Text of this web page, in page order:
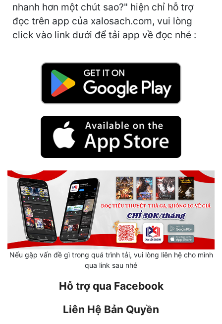
Khoa Huyễn
Khoa Huyễn Không Gian
Lịch Sử
Mưu Mô
Mạt Thế
Mỹ Thực
Ngôn Tình
nhanh hơn một chút sao?" hiện chỉ hỗ trợ
đọc trên app của xalosach.com, vui lòng
click vào link dưới để tải app về đọc nhé :
Nếu gặp vấn đề gì trong quá trình tải, vui lòng liên hệ cho mình
qua link sau nhé
Hỗ trợ qua Facebook
Liên Hệ Bản Quyền